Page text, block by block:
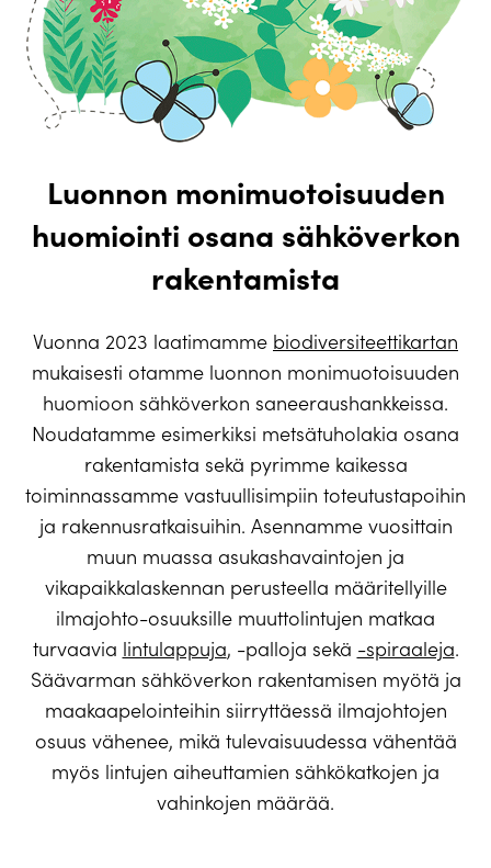
Luonnon monimuotoisuuden
huomiointi osana sähköverkon
rakentamista
Vuonna 2023 laatimamme biodiversiteettikartan
mukaisesti otamme luonnon monimuotoisuuden
huomioon sähköverkon saneeraushankkeissa.
Noudatamme esimerkiksi metsätuholakia osana
rakentamista sekä pyrimme kaikessa
toiminnassamme vastuullisimpiin toteutustapoihin
ja rakennusratkaisuihin. Asennamme vuosittain
muun muassa asukashavaintojen ja
vikapaikkalaskennan perusteella määritellyille
ilmajohto-osuuksille muuttolintujen matkaa
turvaavia lintulappuja, -palloja sekä -spiraaleja.
Säävarman sähköverkon rakentamisen myötä ja
maakaapelointeihin siirryttäessä ilmajohtojen
osuus vähenee, mikä tulevaisuudessa vähentää
myös lintujen aiheuttamien sähkökatkojen ja
vahinkojen määrää.